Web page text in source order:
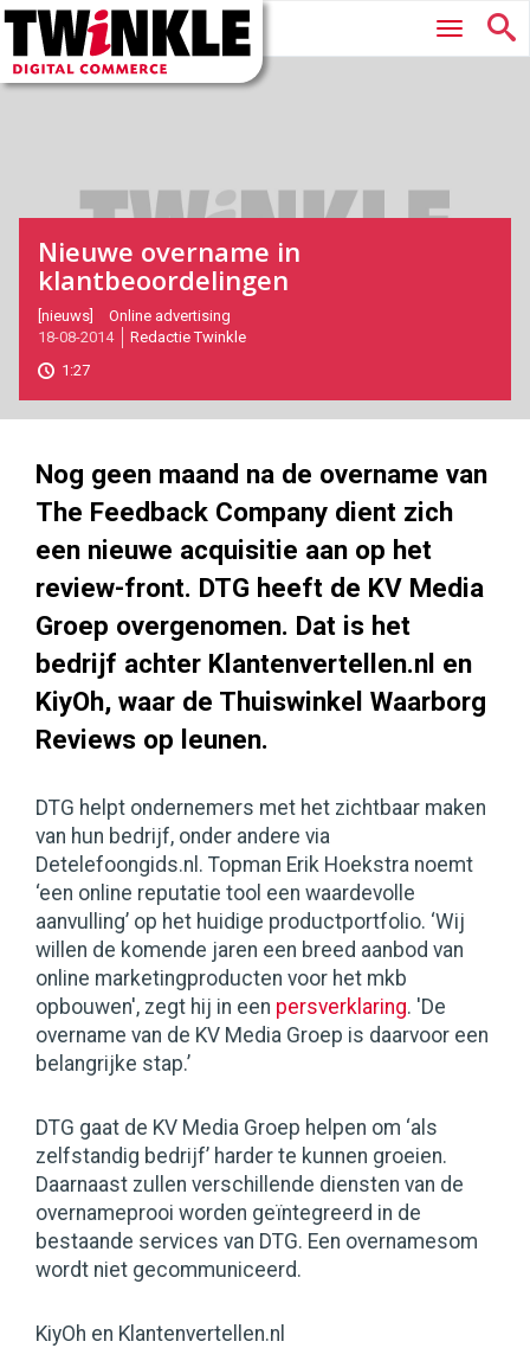
Twinkle
Digital
Commerce
Hoofdmenu
Nieuwe overname in
klantbeoordelingen
2014-
08-
18T16:21:00
2017-
05-
[nieuws]
Online advertising
18-08-2014
Redactie Twinkle
1:27
Nog geen maand na de overname van
The Feedback Company dient zich
een nieuwe acquisitie aan op het
review-front. DTG heeft de KV Media
Groep overgenomen. Dat is het
bedrijf achter Klantenvertellen.nl en
KiyOh, waar de Thuiswinkel Waarborg
Reviews op leunen.
DTG helpt ondernemers met het zichtbaar maken
van hun bedrijf, onder andere via
Detelefoongids.nl. Topman Erik Hoekstra noemt
‘een online reputatie tool een waardevolle
aanvulling’ op het huidige productportfolio. ‘Wij
willen de komende jaren een breed aanbod van
online marketingproducten voor het mkb
opbouwen', zegt hij in een persverklaring. 'De
overname van de KV Media Groep is daarvoor een
belangrijke stap.’
DTG gaat de KV Media Groep helpen om ‘als
zelfstandig bedrijf’ harder te kunnen groeien.
Daarnaast zullen verschillende diensten van de
overnameprooi worden geïntegreerd in de
bestaande services van DTG. Een overnamesom
wordt niet gecommuniceerd.
KiyOh en Klantenvertellen.nl